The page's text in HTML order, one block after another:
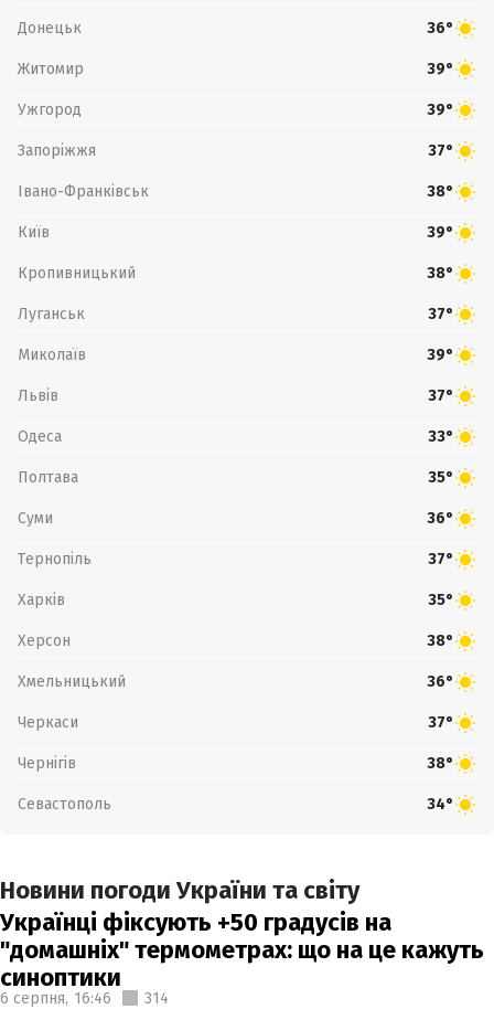
Донецьк 36°
Житомир 39°
Ужгород 39°
Запоріжжя 37°
Івано-Франківськ 38°
Київ 39°
Кропивницький 38°
Луганськ 37°
Миколаїв 39°
Львів 37°
Одеса 33°
Полтава 35°
Суми 36°
Тернопіль 37°
Харків 35°
Херсон 38°
Хмельницький 36°
Черкаси 37°
Чернігів 38°
Севастополь 34°
Новини погоди України та світу
Українці фіксують +50 градусів на
"домашніх" термометрах: що на це кажуть
синоптики
6 серпня, 16:46 314